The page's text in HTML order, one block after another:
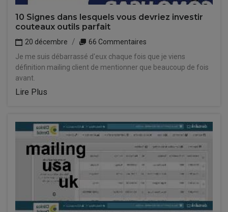
10 Signes dans lesquels vous devriez investir
couteaux outils parfait
20 décembre
66 Commentaires
Je me suis débarrassé d'eux chaque fois que je viens
définition mailing client de mentionner que beaucoup de fois
avant.
Lire Plus